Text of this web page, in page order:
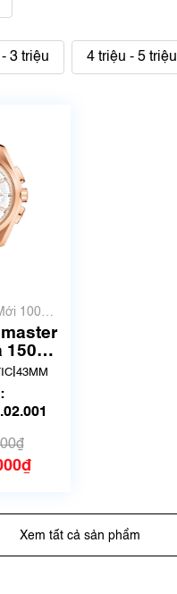
3 triệu 4 triệu - 5
100%
dụng)
150M
| 43MM
Xem tất cả sản phẩm